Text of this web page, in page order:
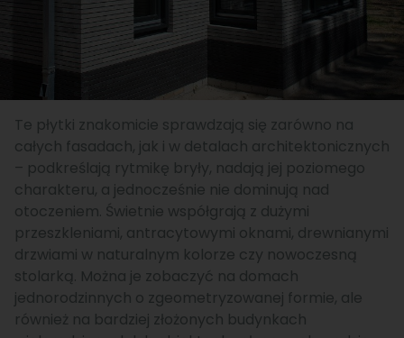
Te płytki znakomicie sprawdzają się zarówno na
całych fasadach, jak i w detalach architektonicznych
– podkreślają rytmikę bryły, nadają jej poziomego
charakteru, a jednocześnie nie dominują nad
otoczeniem. Świetnie współgrają z dużymi
przeszkleniami, antracytowymi oknami, drewnianymi
drzwiami w naturalnym kolorze czy nowoczesną
stolarką. Można je zobaczyć na domach
jednorodzinnych o zgeometryzowanej formie, ale
również na bardziej złożonych budynkach